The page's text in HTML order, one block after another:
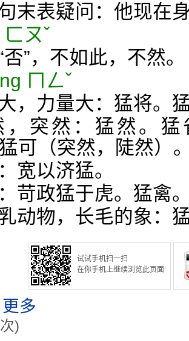
末表疑问：他现在
ㄡˇ
”，不如此，不然。
ㄇㄥˇ
，力量大：猛将。
突然：猛然。猛
可（突然，陡然）
宽以济猛。
苛政猛于虎。猛禽
动物，长毛的象：
试试手机扫一扫
在你手机上继续浏览此页面
更多
)